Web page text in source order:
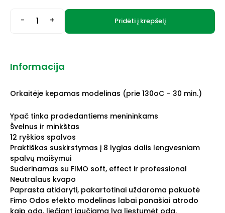
- + Pridėti į krepšelį
Informacija
Orkaitėje kepamas modelinas (prie 130oC – 30 min.)
Ypač tinka pradedantiems menininkams
Švelnus ir minkštas
12 ryškios spalvos
Praktiškas suskirstymas į 8 lygias dalis lengvesniam
spalvų maišymui
Suderinamas su FIMO soft, effect ir professional
Neutralaus kvapo
Paprasta atidaryti, pakartotinai uždaroma pakuotė
Fimo Odos efekto modelinas labai panašiai atrodo
kaip oda, liečiant jaučiama lyg liestumėt odą.